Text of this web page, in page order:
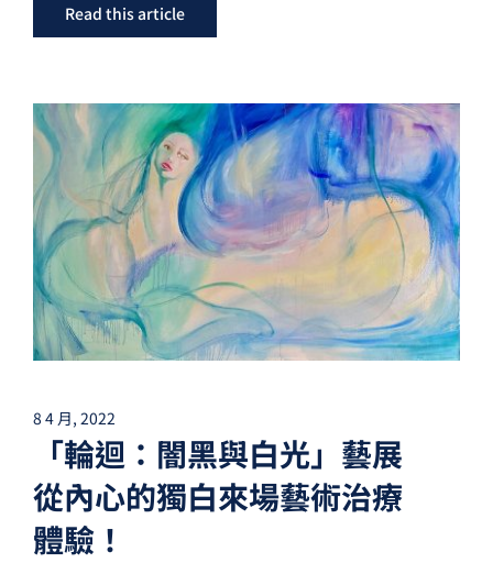
Read this article
8 4 月, 2022
「輪迴：闇黑與白光」藝展
從內心的獨白來場藝術治療
體驗！